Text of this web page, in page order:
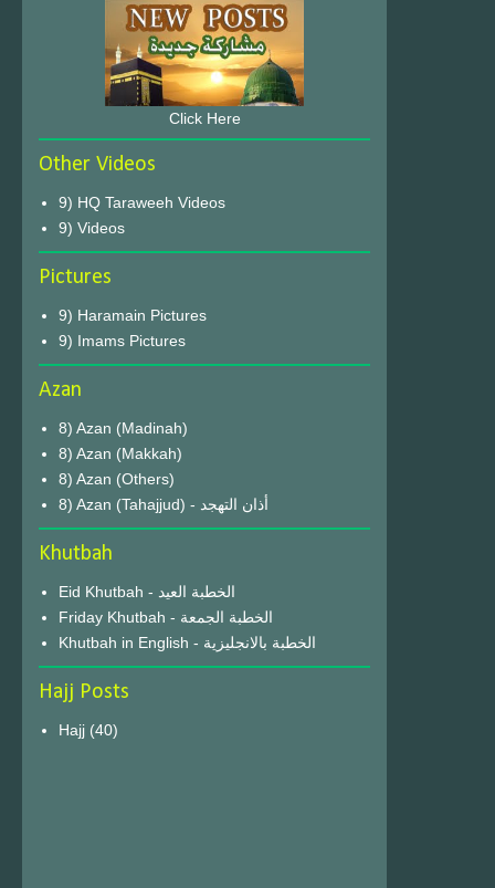
Click Here
Other Videos
9) HQ Taraweeh Videos
9) Videos
Pictures
9) Haramain Pictures
9) Imams Pictures
Azan
8) Azan (Madinah)
8) Azan (Makkah)
8) Azan (Others)
8) Azan (Tahajjud) - أذان التهجد
Khutbah
Eid Khutbah - الخطبة العيد
Friday Khutbah - الخطبة الجمعة
Khutbah in English - الخطبة بالانجليزية
Hajj Posts
Hajj (40)